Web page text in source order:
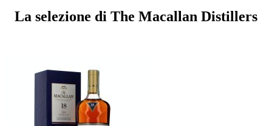
La selezione di The Macallan Distillers